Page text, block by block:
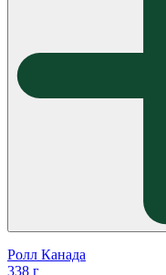
Ролл Канада
338 г